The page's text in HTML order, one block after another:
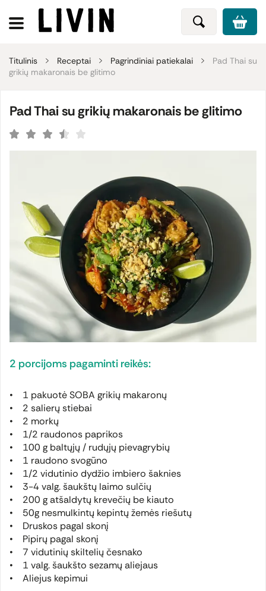
Titulinis Receptai Pagrindiniai patiekalai
Pad Thai su
grikių makaronais be glitimo
Pad Thai su grikių makaronais be glitimo
2 porcijoms pagaminti reikės:
• 1 pakuotė SOBA grikių makaronų
• 2 salierų stiebai
• 2 morkų
• 1/2 raudonos paprikos
• 100 g baltųjų / rudųjų pievagrybių
• 1 raudono svogūno
• 1/2 vidutinio dydžio imbiero šaknies
• 3-4 valg. šaukštų laimo sulčių
• 200 g atšaldytų krevečių be kiauto
• 50g nesmulkintų kepintų žemės riešutų
• Druskos pagal skonį
• Pipirų pagal skonį
• 7 vidutinių skiltelių česnako
• 1 valg. šaukšto sezamų aliejaus
• Aliejus kepimui